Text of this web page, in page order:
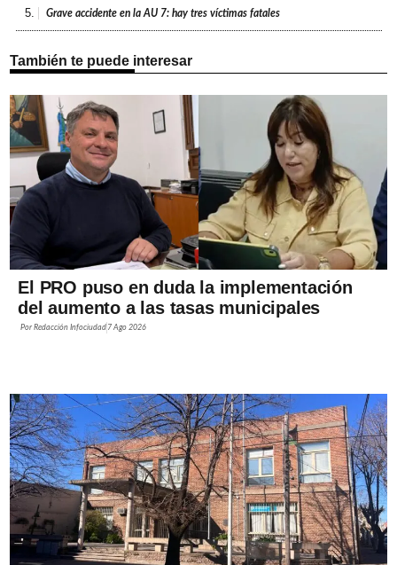
5. Grave accidente en la AU 7: hay tres víctimas fatales
También te puede interesar
El PRO puso en duda la implementación
del aumento a las tasas municipales
PorRedacción Infociudad 7 Ago 2026